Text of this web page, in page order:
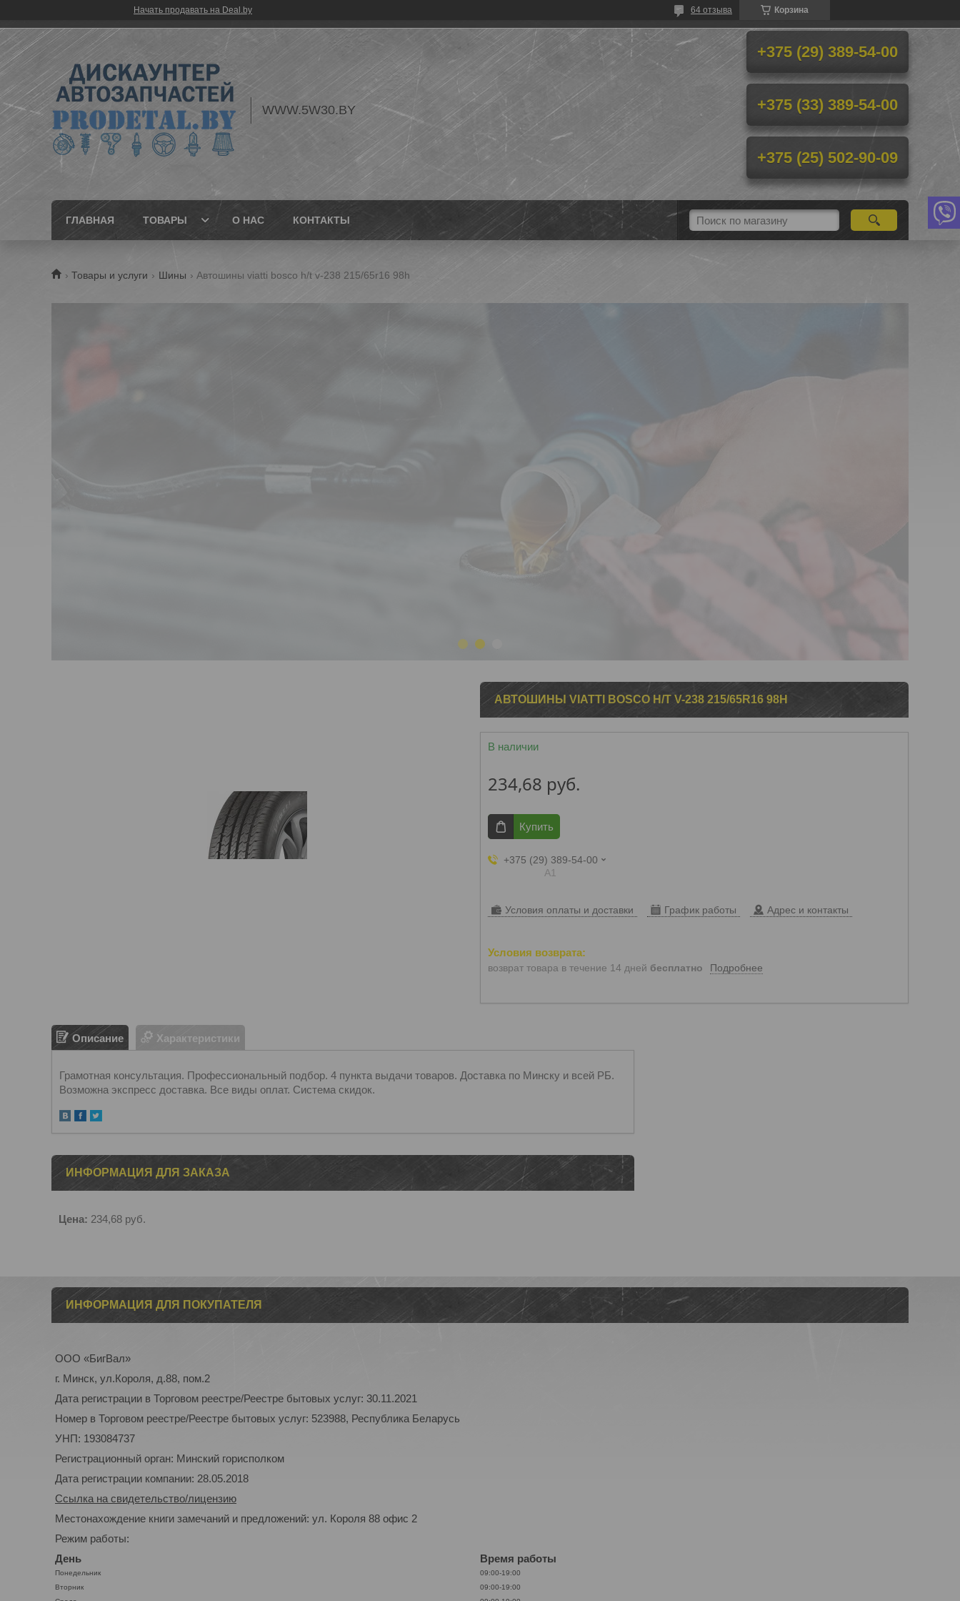
Начать продавать на Deal.by Корзина
64 отзыва
WWW.5W30.BY
+375 (29) 389-54-00
+375 (33) 389-54-00
+375 (25) 502-90-09
ГЛАВНАЯ ТОВАРЫ О НАС КОНТАКТЫ
Товары и услуги Шины Автошины viatti bosco h/t v-238 215/65r16 98h
АВТОШИНЫ VIATTI BOSCO H/T V-238 215/65R16 98H
В наличии
234,68 руб.
Купить
+375 (29) 389-54-00
А1
Условия оплаты и доставки График работы Адрес и контакты
возврат товара в течение 14 дней бесплатно Подробнее
Описание Характеристики
Грамотная консультация. Профессиональный подбор. 4 пункта выдачи товаров. Доставка по Минску и всей РБ.
Возможна экспресс доставка. Все виды оплат. Система скидок.
ИНФОРМАЦИЯ ДЛЯ ЗАКАЗА
Цена: 234,68 руб.
ИНФОРМАЦИЯ ДЛЯ ПОКУПАТЕЛЯ
ООО «БигВал»
г. Минск, ул.Короля, д.88, пом.2
Дата регистрации в Торговом реестре/Реестре бытовых услуг: 30.11.2021
Номер в Торговом реестре/Реестре бытовых услуг: 523988, Республика Беларусь
УНП: 193084737
Регистрационный орган: Минский горисполком
Дата регистрации компании: 28.05.2018
Ссылка на свидетельство/лицензию
Местонахождение книги замечаний и предложений: ул. Короля 88 офис 2
Режим работы:
День
Время работы
Понедельник
09:00-19:00
Вторник
09:00-19:00